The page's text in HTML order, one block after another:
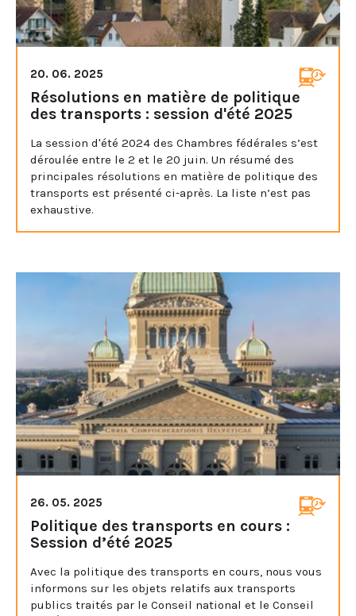
20. 06. 2025
Résolutions en matière de politique
des transports : session d'été 2025
La session d'été 2024 des Chambres fédérales s’est
déroulée entre le 2 et le 20 juin. Un résumé des
principales résolutions en matière de politique des
transports est présenté ci-après. La liste n’est pas
exhaustive.
26. 05. 2025
Politique des transports en cours :
Session d’été 2025
Avec la politique des transports en cours, nous vous
informons sur les objets relatifs aux transports
publics traités par le Conseil national et le Conseil